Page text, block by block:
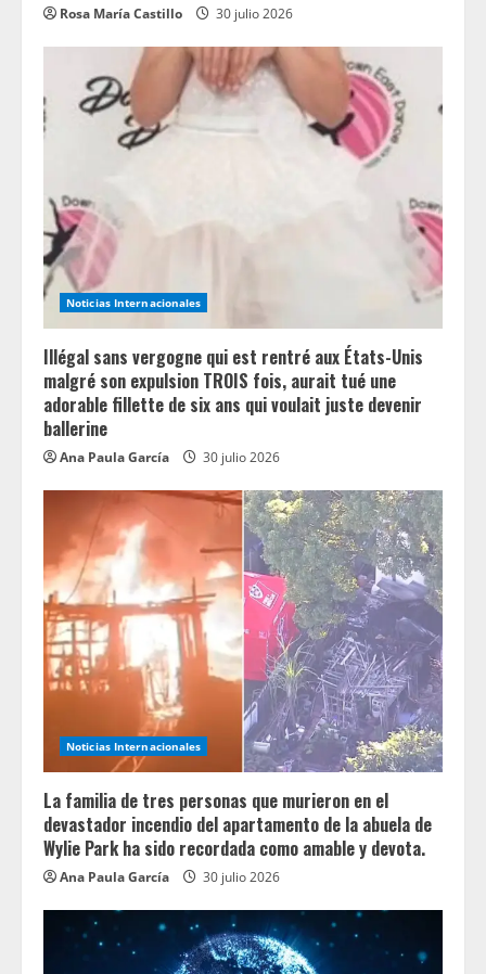
Rosa María Castillo 30 julio 2026
Noticias Internacionales
Illégal sans vergogne qui est rentré aux États-Unis
malgré son expulsion TROIS fois, aurait tué une
adorable fillette de six ans qui voulait juste devenir
ballerine
Ana Paula García 30 julio 2026
Noticias Internacionales
La familia de tres personas que murieron en el
devastador incendio del apartamento de la abuela de
Wylie Park ha sido recordada como amable y devota.
Ana Paula García 30 julio 2026